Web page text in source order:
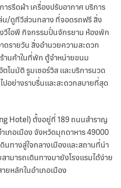
รรีดผ้า เครื่องปรับอากาศ บริการ
/ดูทีวีส่วนกลาง ที่จอดรถฟรี สิ่ง
วีไอพี กิจกรรมปั่นจักรยาน ห้องพัก
ดรายวัน สิ่งอำนวยความสะดวก
านค้าในที่พัก ตู้จำหน่ายขนม
โนมัติ รูมเซอร์วิส และบริการนวด
อย่างราบรื่นและสะดวกสบายที่สุด
Hotel) ตั้งอยู่ที่ 189 ถนนสำราญ
เภอเมือง จังหวัดมุกดาหาร 49000
นทางสู่ใจกลางเมืองและสถานที่น่า
ามารถเดินทางมายังโรงแรมได้ง่าย
หลักในอำเภอเมือง